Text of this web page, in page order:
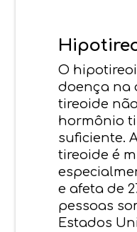
O
doença na
tireoide
hormônio
suficiente.
tireoide é
e afeta de
pessoas
Estados